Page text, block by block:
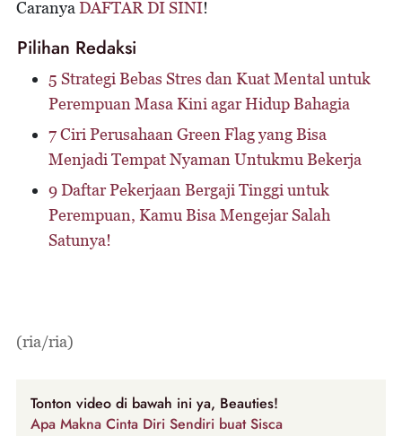
Caranya DAFTAR DI SINI!
Pilihan Redaksi
5 Strategi Bebas Stres dan Kuat Mental untuk
Perempuan Masa Kini agar Hidup Bahagia
7 Ciri Perusahaan Green Flag yang Bisa
Menjadi Tempat Nyaman Untukmu Bekerja
9 Daftar Pekerjaan Bergaji Tinggi untuk
Perempuan, Kamu Bisa Mengejar Salah
Satunya!
(ria/ria)
Tonton video di bawah ini ya, Beauties!
Apa Makna Cinta Diri Sendiri buat Sisca